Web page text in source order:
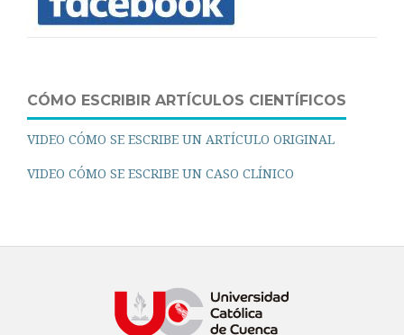
CÓMO ESCRIBIR ARTÍCULOS CIENTÍFICOS
VIDEO CÓMO SE ESCRIBE UN ARTÍCULO ORIGINAL
VIDEO CÓMO SE ESCRIBE UN CASO CLÍNICO